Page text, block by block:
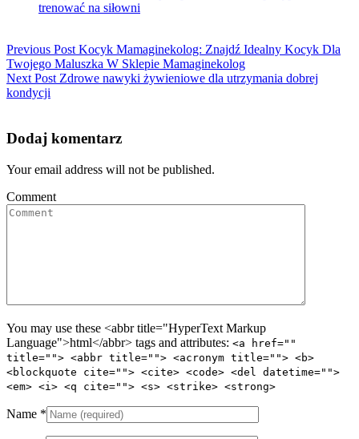
trenować na siłowni
Previous Post Kocyk Mamaginekolog: Znajdź Idealny Kocyk Dla
Twojego Maluszka W Sklepie Mamaginekolog
Next Post Zdrowe nawyki żywieniowe dla utrzymania dobrej
kondycji
Dodaj komentarz
Your email address will not be published.
Comment
You may use these <abbr title="HyperText Markup
Language">html</abbr> tags and attributes: <a href=""
title=""> <abbr title=""> <acronym title=""> <b>
<blockquote cite=""> <cite> <code> <del datetime="">
<em> <i> <q cite=""> <s> <strike> <strong>
Name *